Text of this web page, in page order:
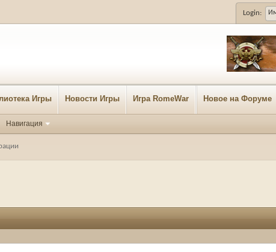
Login:
Игры Новости Игры Игра RomeWar
Навигация
Новое на Форуме